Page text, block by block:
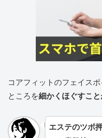
コアフィットのフェイス
ところを細かくほぐすこ
エステのツボ